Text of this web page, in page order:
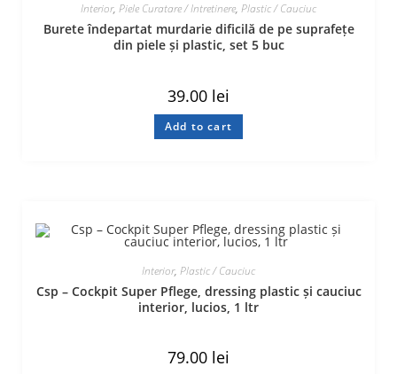
Interior, Piele Curatare / Intretinere, Plastic / Cauciuc
Burete îndepartat murdarie dificilă de pe suprafețe
din piele și plastic, set 5 buc
39.00 lei
Add to cart
Interior, Plastic / Cauciuc
Csp – Cockpit Super Pflege, dressing plastic și cauciuc
interior, lucios, 1 ltr
79.00 lei